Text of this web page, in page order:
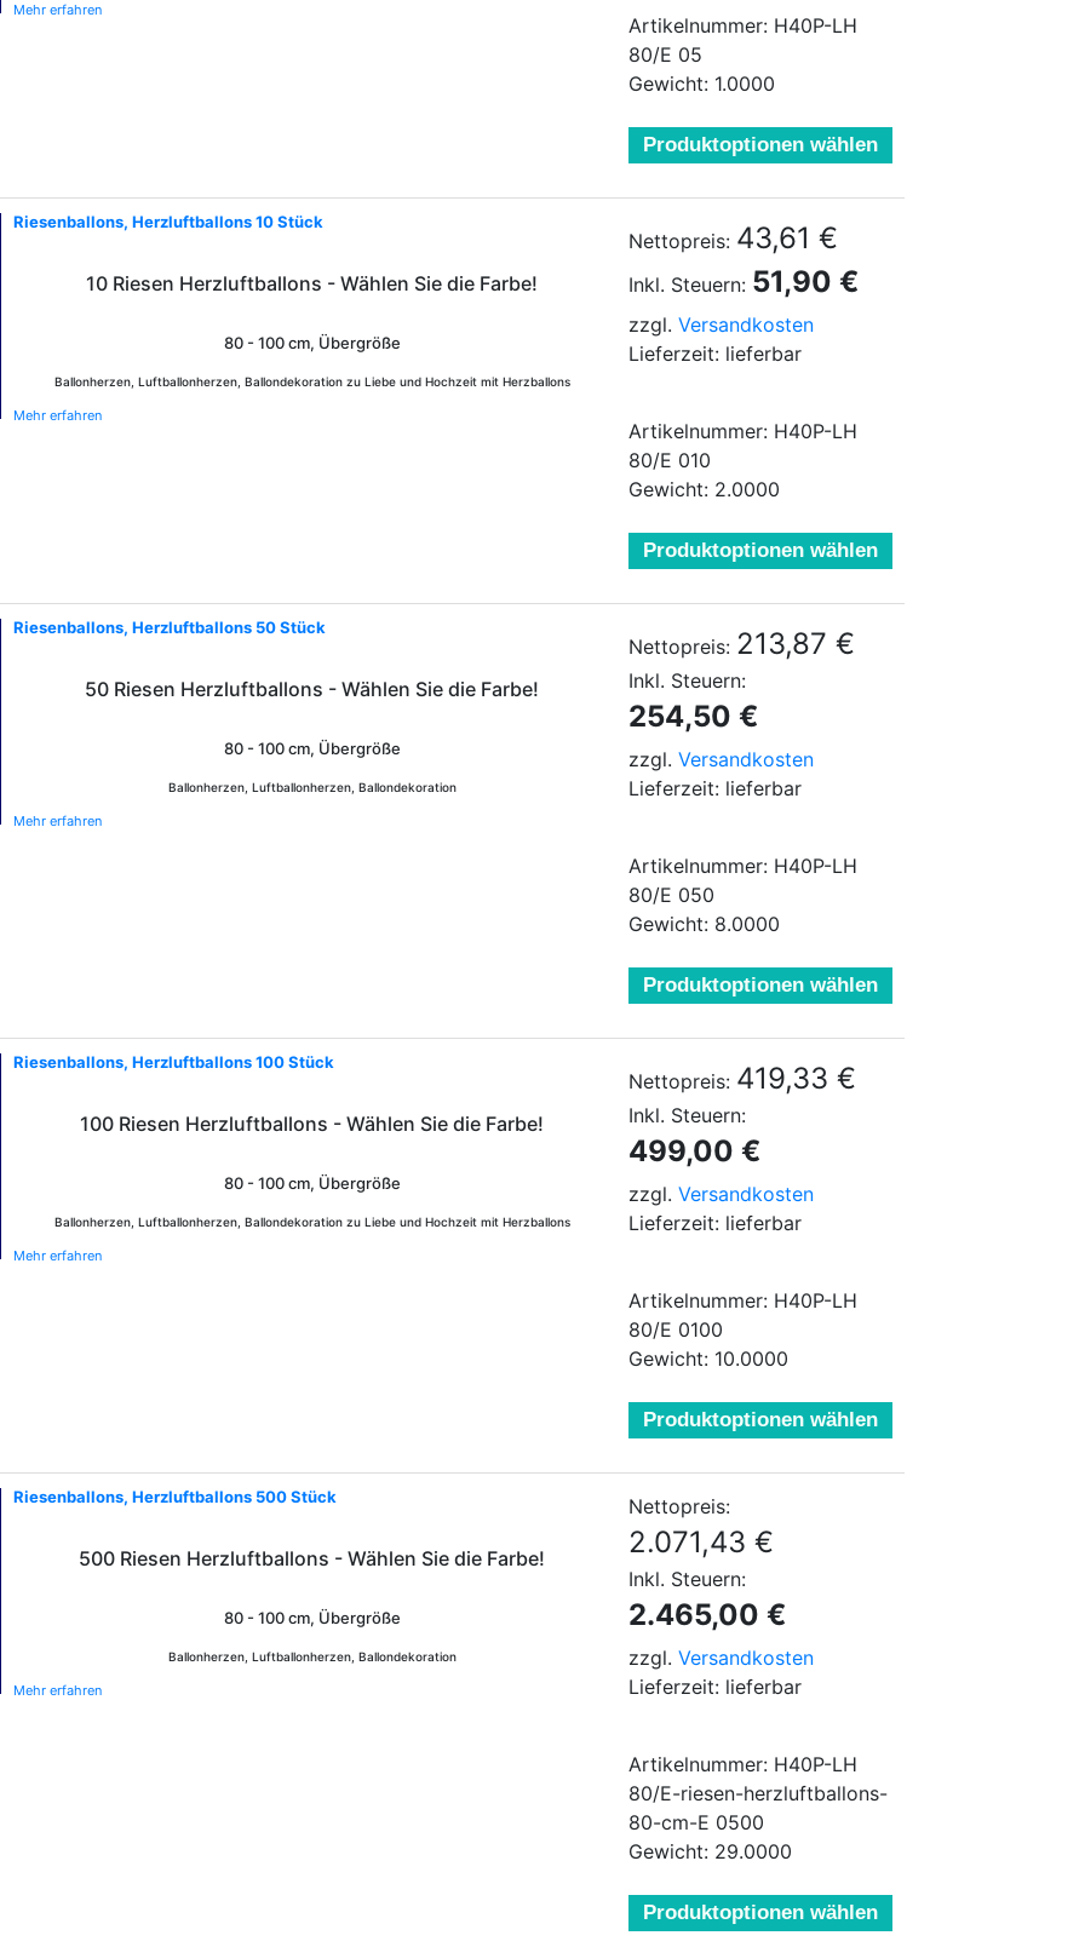
Mehr erfahren
Artikelnummer: H40P-LH
80/E 05
Gewicht: 1.0000
Produktoptionen wählen
Riesenballons, Herzluftballons 10 Stück
10 Riesen Herzluftballons - Wählen Sie die Farbe!
80 - 100 cm, Übergröße
Ballonherzen, Luftballonherzen, Ballondekoration zu Liebe und Hochzeit mit Herzballons
Mehr erfahren
Nettopreis: 43,61 €
Inkl. Steuern: 51,90 €
zzgl. Versandkosten
Lieferzeit: lieferbar
Artikelnummer: H40P-LH
80/E 010
Gewicht: 2.0000
Produktoptionen wählen
Riesenballons, Herzluftballons 50 Stück
50 Riesen Herzluftballons - Wählen Sie die Farbe!
80 - 100 cm, Übergröße
Ballonherzen, Luftballonherzen, Ballondekoration
Mehr erfahren
Nettopreis: 213,87 €
Inkl. Steuern:
254,50 €
zzgl. Versandkosten
Lieferzeit: lieferbar
Artikelnummer: H40P-LH
80/E 050
Gewicht: 8.0000
Produktoptionen wählen
Riesenballons, Herzluftballons 100 Stück
100 Riesen Herzluftballons - Wählen Sie die Farbe!
80 - 100 cm, Übergröße
Ballonherzen, Luftballonherzen, Ballondekoration zu Liebe und Hochzeit mit Herzballons
Mehr erfahren
Nettopreis: 419,33 €
Inkl. Steuern:
499,00 €
zzgl. Versandkosten
Lieferzeit: lieferbar
Artikelnummer: H40P-LH
80/E 0100
Gewicht: 10.0000
Produktoptionen wählen
Riesenballons, Herzluftballons 500 Stück
500 Riesen Herzluftballons - Wählen Sie die Farbe!
80 - 100 cm, Übergröße
Ballonherzen, Luftballonherzen, Ballondekoration
Mehr erfahren
Nettopreis:
2.071,43 €
Inkl. Steuern:
2.465,00 €
zzgl. Versandkosten
Lieferzeit: lieferbar
Artikelnummer: H40P-LH
80/E-riesen-herzluftballons-
80-cm-E 0500
Gewicht: 29.0000
Produktoptionen wählen